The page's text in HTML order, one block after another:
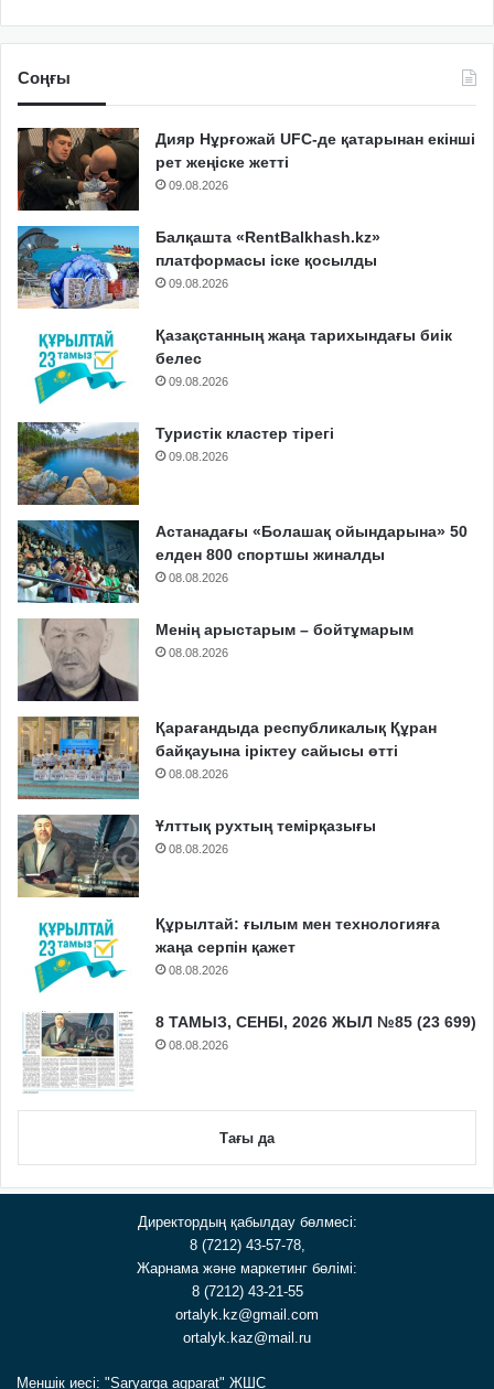
Соңғы
Дияр Нұрғожай UFC-де қатарынан екінші
рет жеңіске жетті
09.08.2026
Балқашта «RentBalkhash.kz»
платформасы іске қосылды
09.08.2026
Қазақстанның жаңа тарихындағы биік
белес
09.08.2026
Туристік кластер тірегі
09.08.2026
Астанадағы «Болашақ ойындарына» 50
елден 800 спортшы жиналды
08.08.2026
Менің арыстарым – бойтұмарым
08.08.2026
Қарағандыда республикалық Құран
байқауына іріктеу сайысы өтті
08.08.2026
Ұлттық рухтың темірқазығы
08.08.2026
Құрылтай: ғылым мен технологияға
жаңа серпін қажет
08.08.2026
8 ТАМЫЗ, СЕНБІ, 2026 ЖЫЛ №85 (23 699)
08.08.2026
Тағы да
Директордың қабылдау бөлмесі:
8 (7212) 43-57-78,
Жарнама және маркетинг бөлімі:
8 (7212) 43-21-55
ortalyk.kz@gmail.com
ortalyk.kaz@mail.ru
Меншік иесі: "Saryarqa aqparat" ЖШС